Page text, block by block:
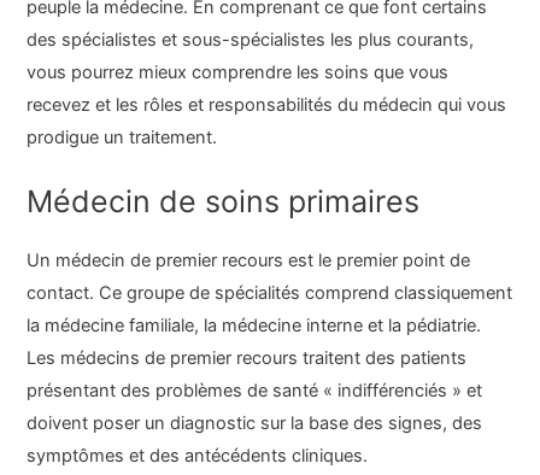
peuple la médecine. En comprenant ce que font certains
des spécialistes et sous-spécialistes les plus courants,
vous pourrez mieux comprendre les soins que vous
recevez et les rôles et responsabilités du médecin qui vous
prodigue un traitement.
Médecin de soins primaires
Un médecin de premier recours est le premier point de
contact. Ce groupe de spécialités comprend classiquement
la médecine familiale, la médecine interne et la pédiatrie.
Les médecins de premier recours traitent des patients
présentant des problèmes de santé « indifférenciés » et
doivent poser un diagnostic sur la base des signes, des
symptômes et des antécédents cliniques.